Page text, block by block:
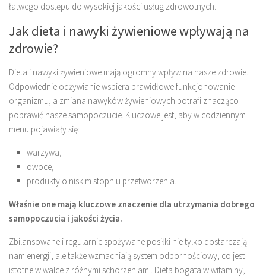
łatwego dostępu do wysokiej jakości usług zdrowotnych.
Jak dieta i nawyki żywieniowe wpływają na
zdrowie?
Dieta i nawyki żywieniowe mają ogromny wpływ na nasze zdrowie.
Odpowiednie odżywianie wspiera prawidłowe funkcjonowanie
organizmu, a zmiana nawyków żywieniowych potrafi znacząco
poprawić nasze samopoczucie. Kluczowe jest, aby w codziennym
menu pojawiały się:
warzywa,
owoce,
produkty o niskim stopniu przetworzenia.
Właśnie one mają kluczowe znaczenie dla utrzymania dobrego
samopoczucia i jakości życia.
Zbilansowane i regularnie spożywane posiłki nie tylko dostarczają
nam energii, ale także wzmacniają system odpornościowy, co jest
istotne w walce z różnymi schorzeniami. Dieta bogata w witaminy,